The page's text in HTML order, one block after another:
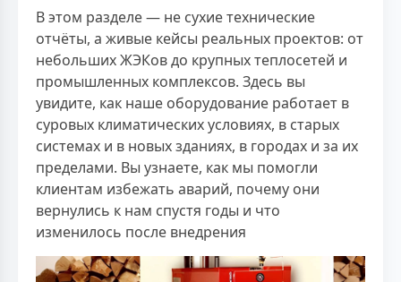
В этом разделе — не сухие технические
отчёты, а живые кейсы реальных проектов: от
небольших ЖЭКов до крупных теплосетей и
промышленных комплексов. Здесь вы
увидите, как наше оборудование работает в
суровых климатических условиях, в старых
системах и в новых зданиях, в городах и за их
пределами. Вы узнаете, как мы помогли
клиентам избежать аварий, почему они
вернулись к нам спустя годы и что
изменилось после внедрения